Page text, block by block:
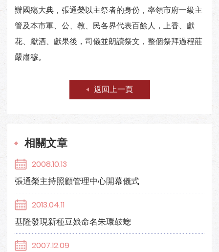
辦國殤大典，張通榮以主祭者的身份，率領市府一級主
管及本市軍、公、教、民各界代表百餘人，上香、獻
花、獻酒、獻果後，司儀並朗讀祭文，整個祭拜過程莊
嚴肅穆。
返回上一頁
相關文章
2008.10.13
張通榮主持照顧管理中心開幕儀式
2013.04.11
基隆發現新種豆娘命名朱環鼓蟌
2007.12.09